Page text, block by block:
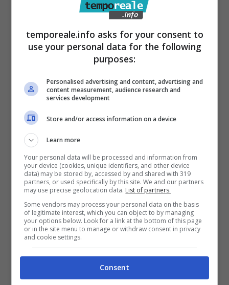
sempre, infatti, scegliamo profili di
investimento solidi, con rischi contenuti,
buone performance reddituali e con
prospettive di crescita,proseguendo su
quello stile di ‘sana e prudente gestione’ che
da sempre caratterizza le strategie della
banca.
Si tratta di uno stile che, nel tempo, e
premiato tanto che oggi i nostri clienti e i
nostri soci – che nelle prossime settimane
saranno chiamati a riunirsi in Assemblea –
possono contare su una banca solida,
affidabile, sicura”.
Lo testimonia, a tal riguardo, l’indice di
solidità Texas Ratio, che ha visto la Banca
temporeale.info asks for your consent to
use your personal data for the following
purposes:
Personalised advertising and content, advertising and
content measurement, audience research and
services development
Store and/or access information on a device
Learn more
Your personal data will be processed and information from
your device (cookies, unique identifiers, and other device
data) may be stored by, accessed by and shared with 319
partners, or used specifically by this site. We and our partners
may use precise geolocation data. List of partners.
Some vendors may process your personal data on the basis
of legitimate interest, which you can object to by managing
your options below. Look for a link at the bottom of this page
or in the site menu to manage or withdraw consent in privacy
and cookie settings.
Consent